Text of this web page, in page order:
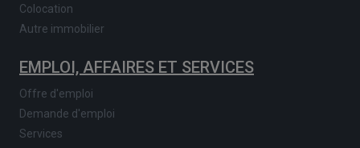
Colocation
Autre immobilier
EMPLOI, AFFAIRES ET SERVICES
Offre d'emploi
Demande d'emploi
Services